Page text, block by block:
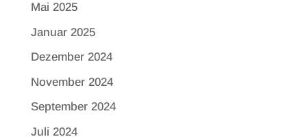
Mai 2025
Januar 2025
Dezember 2024
November 2024
September 2024
Juli 2024